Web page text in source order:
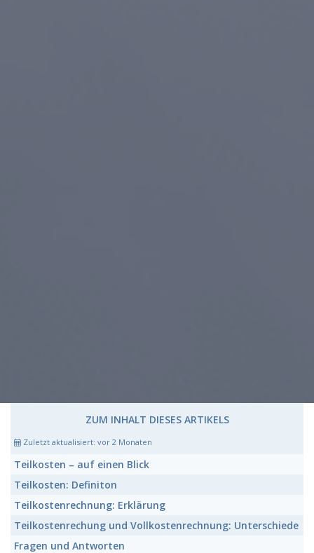
ZUM INHALT DIESES ARTIKELS
Zuletzt aktualisiert: vor 2 Monaten
Teilkosten – auf einen Blick
Teilkosten: Definiton
Teilkostenrechnung: Erklärung
Teilkostenrechung und Vollkostenrechnung: Unterschiede
Fragen und Antworten